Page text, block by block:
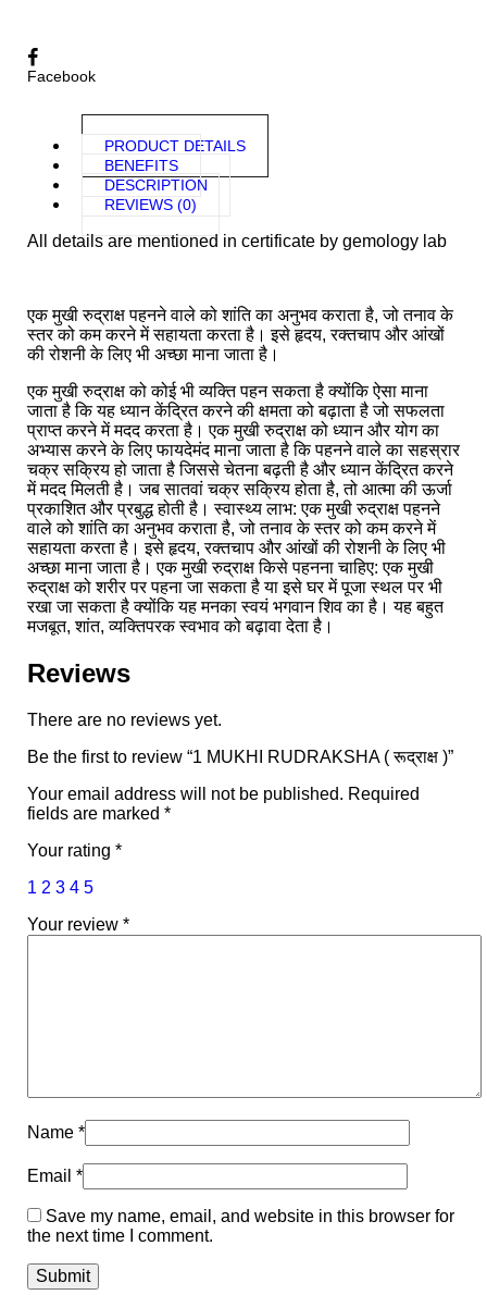
Facebook
PRODUCT DETAILS
BENEFITS
DESCRIPTION
REVIEWS (0)
All details are mentioned in certificate by gemology lab
एक मुखी रुद्राक्ष पहनने वाले को शांति का अनुभव कराता है, जो तनाव के
स्तर को कम करने में सहायता करता है। इसे हृदय, रक्तचाप और आंखों
की रोशनी के लिए भी अच्छा माना जाता है।
एक मुखी रुद्राक्ष को कोई भी व्यक्ति पहन सकता है क्योंकि ऐसा माना
जाता है कि यह ध्यान केंद्रित करने की क्षमता को बढ़ाता है जो सफलता
प्राप्त करने में मदद करता है। एक मुखी रुद्राक्ष को ध्यान और योग का
अभ्यास करने के लिए फायदेमंद माना जाता है कि पहनने वाले का सहस्रार
चक्र सक्रिय हो जाता है जिससे चेतना बढ़ती है और ध्यान केंद्रित करने
में मदद मिलती है। जब सातवां चक्र सक्रिय होता है, तो आत्मा की ऊर्जा
प्रकाशित और प्रबुद्ध होती है। स्वास्थ्य लाभ: एक मुखी रुद्राक्ष पहनने
वाले को शांति का अनुभव कराता है, जो तनाव के स्तर को कम करने में
सहायता करता है। इसे हृदय, रक्तचाप और आंखों की रोशनी के लिए भी
अच्छा माना जाता है। एक मुखी रुद्राक्ष किसे पहनना चाहिए: एक मुखी
रुद्राक्ष को शरीर पर पहना जा सकता है या इसे घर में पूजा स्थल पर भी
रखा जा सकता है क्योंकि यह मनका स्वयं भगवान शिव का है। यह बहुत
मजबूत, शांत, व्यक्तिपरक स्वभाव को बढ़ावा देता है।
Reviews
There are no reviews yet.
Be the first to review “1 MUKHI RUDRAKSHA ( रूद्राक्ष )”
Your email address will not be published. Required
fields are marked *
Your rating *
1 2 3 4 5
Your review *
Name *
Email *
Save my name, email, and website in this browser for
the next time I comment.